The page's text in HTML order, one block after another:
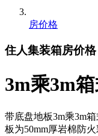
房价格
住人集装箱房价格
3m乘3m
带底盘地板3m乘3m
板为50mm厚岩棉防